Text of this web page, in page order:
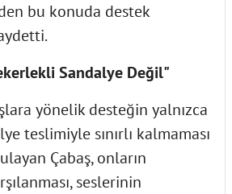
bu konuda destek
Sandalye Değil"
yönelik desteğin yalnızca
teslimiyle sınırlı kalmaması
Çabaş, onların
seslerinin